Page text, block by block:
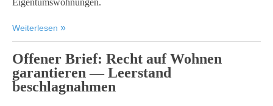
Eigentumswohnungen.
Weiterlesen
Offener Brief: Recht auf Wohnen
garantieren — Leerstand
beschlagnahmen